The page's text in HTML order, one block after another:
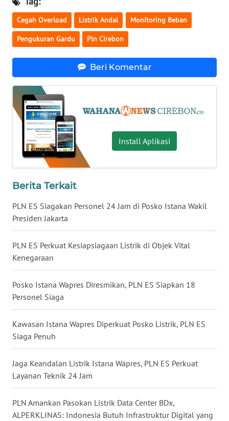
Cegah Overload Listrik Andal Monitoring Beban
Pengukuran Gardu Pln Cirebon
Beri Komentar
Install Aplikasi
Berita Terkait
PLN ES Siagakan Personel 24 Jam di Posko Istana Wakil
Presiden Jakarta
PLN ES Perkuat Kesiapsiagaan Listrik di Objek Vital
Kenegaraan
Posko Istana Wapres Diresmikan, PLN ES Siapkan 18
Personel Siaga
Kawasan Istana Wapres Diperkuat Posko Listrik, PLN ES
Siaga Penuh
Jaga Keandalan Listrik Istana Wapres, PLN ES Perkuat
Layanan Teknik 24 Jam
PLN Amankan Pasokan Listrik Data Center BDx,
ALPERKLINAS: Indonesia Butuh Infrastruktur Digital yang
WN
KALSEL
WN
SULSEL
WN
GORONTALO
WN
SULUT
MALUKU
WN
MALUT
WN
DAIRI
WN
NIAS
LANGKAT